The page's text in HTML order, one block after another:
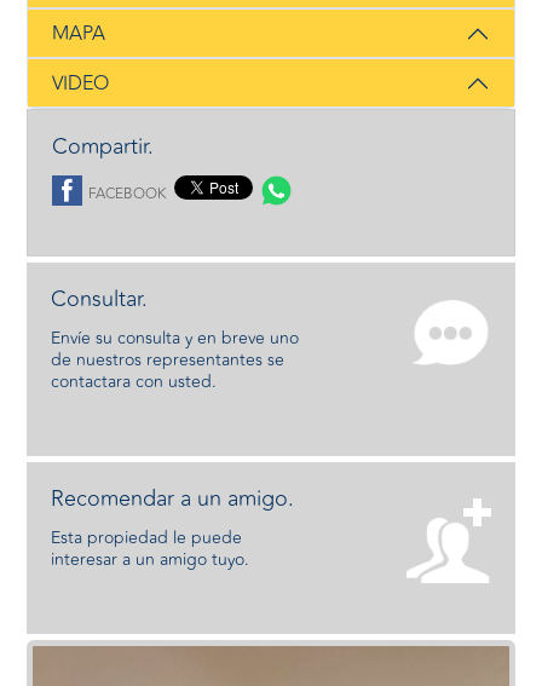
MAPA
VIDEO
Compartir.
FACEBOOK
Consultar.
Envíe su consulta y en breve uno
de nuestros representantes se
contactara con usted.
Recomendar a un amigo.
Esta propiedad le puede
interesar a un amigo tuyo.